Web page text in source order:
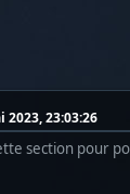
2023, 23:03:26
section pour